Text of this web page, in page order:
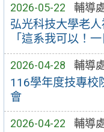
2026-05-22 輔導
弘光科技大學老
「這系我可以！
2026-04-28 輔導
116學年度技專校
會
2026-04-22 輔導